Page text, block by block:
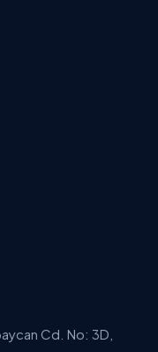
Cd. No: 3D,